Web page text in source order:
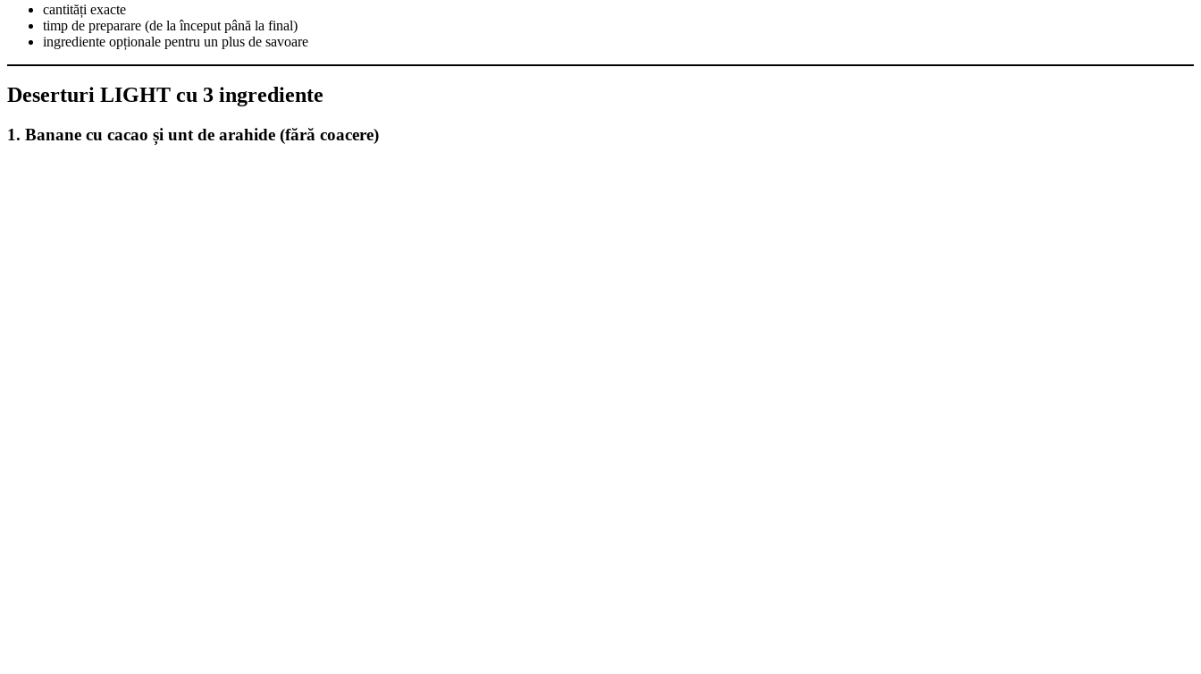
cantități exacte
timp de preparare (de la început până la final)
ingrediente opționale pentru un plus de savoare
Deserturi LIGHT cu 3 ingrediente
1. Banane cu cacao și unt de arahide (fără coacere)